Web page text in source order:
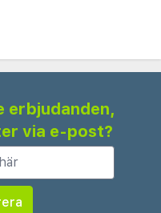
erbjudanden,
via e-post?